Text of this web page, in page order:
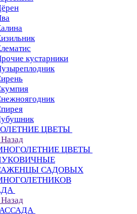
кустарники
ЦВЕТЫ
Назад
ЦВЕТЫ
САДОВЫХ
Назад